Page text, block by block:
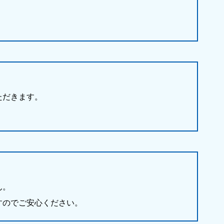
きます。
でご安心ください。